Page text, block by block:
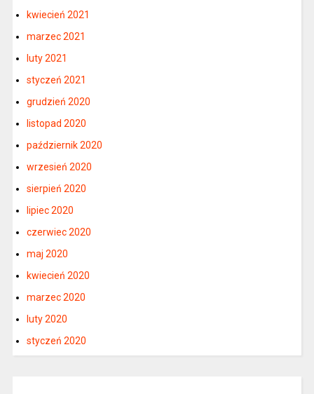
kwiecień 2021
marzec 2021
luty 2021
styczeń 2021
grudzień 2020
listopad 2020
październik 2020
wrzesień 2020
sierpień 2020
lipiec 2020
czerwiec 2020
maj 2020
kwiecień 2020
marzec 2020
luty 2020
styczeń 2020